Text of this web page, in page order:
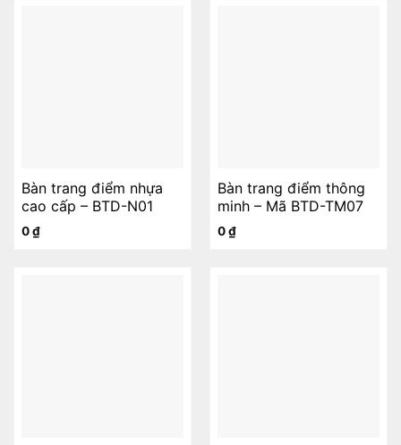
Bàn trang điểm nhựa
cao cấp – BTD-N01
0₫
Bàn trang điểm thông
minh – Mã BTD-TM07
0₫